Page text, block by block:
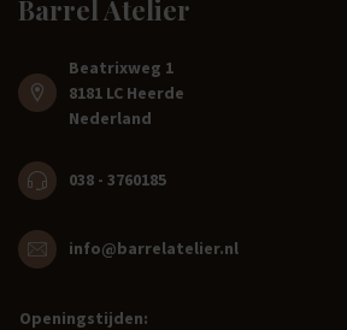
Barrel Atelier
Beatrixweg 1
8181 LC Heerde
Nederland
038 - 3760185
info@barrelatelier.nl
Openingstijden: